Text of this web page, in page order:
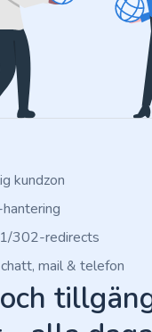
kundzon
302-redirects
mail & telefon